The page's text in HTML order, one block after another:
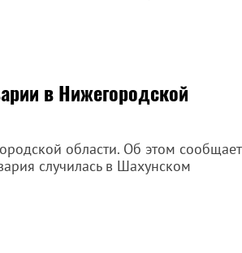
в Нижегородской
области. Об этом сообщает
случилась в Шахунском